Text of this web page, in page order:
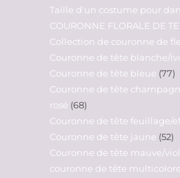
Taille d'un costume pour
COURONNE FLORALE DE
Collection de couronne de
Couronne de tête blanche/
Couronne de tête bleue 77
Couronne de tête
rosé 68
Couronne de tête feuillage/
Couronne de tête jaune 52
Couronne de tête mauve/
couronne de tête multicolore